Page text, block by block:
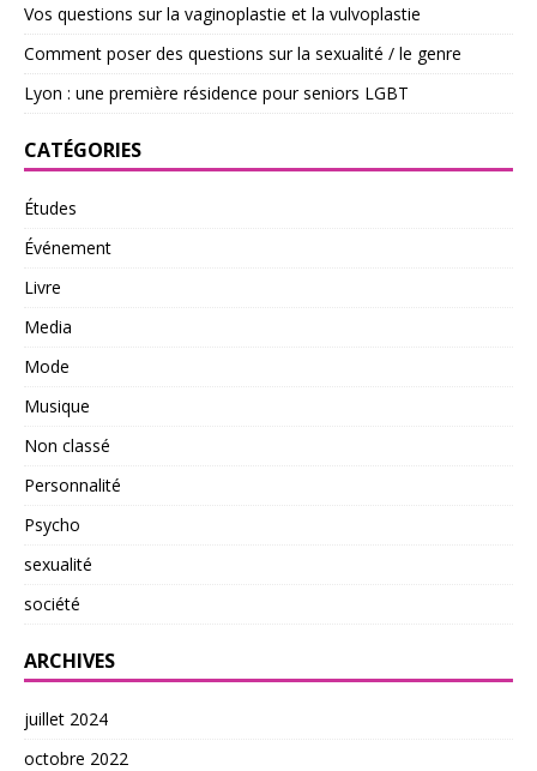
Vos questions sur la vaginoplastie et la vulvoplastie
Comment poser des questions sur la sexualité / le genre
Lyon : une première résidence pour seniors LGBT
CATÉGORIES
Études
Événement
Livre
Media
Mode
Musique
Non classé
Personnalité
Psycho
sexualité
société
ARCHIVES
juillet 2024
octobre 2022